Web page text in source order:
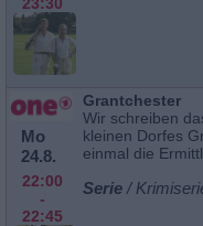
Mo
24.8.
22:00
-
22:45
Grantchester
Wir schreiben
kleinen Dorfes
einmal die
Serie /